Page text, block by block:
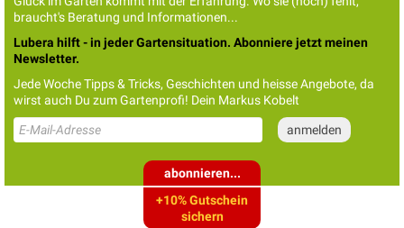
braucht's Beratung und Informationen...
Lubera hilft - in jeder Gartensituation. Abonniere jetzt meinen
Newsletter.
Jede Woche Tipps & Tricks, Geschichten und heisse Angebote, da
wirst auch Du zum Gartenprofi! Dein Markus Kobelt
abonnieren...
+10% Gutschein
sichern